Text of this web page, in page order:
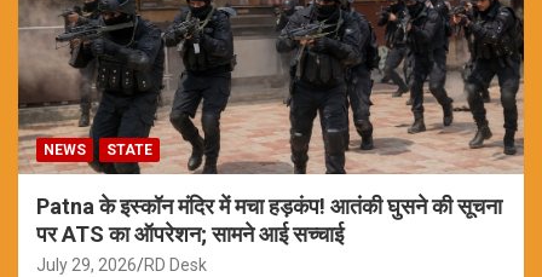
NEWS STATE
Patna के इस्कॉन मंदिर में मचा हड़कंप! आतंकी घुसने की सूचना
पर ATS का ऑपरेशन; सामने आई सच्चाई
July 29, 2026 RD Desk